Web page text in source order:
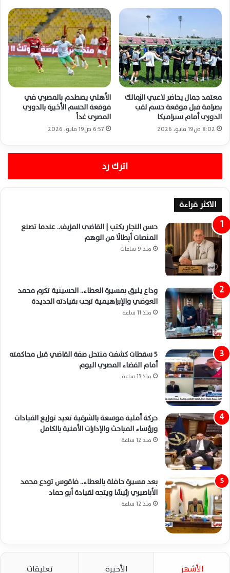
معتمد جمال يحاضر لاعبي الزمالك
بصرامة قبل موقعة حسم لقب
الدوري أمام سيراميكا
8:02 ص19 مايو، 2026
الأهلي يصطدم بالمصري في
موقعة الحسم الأخيرة بالدوري
المصري غداً
6:57 ص19 مايو، 2026
اترك رد
الاكثر قراءة
حسن النجار يكتب | القاضي المزيف.. عندما تصنع
المنصات أبطالًا من الوهم
منذ 9 ساعات
وداع يليق بمسيرة العطاء.. الحسينية تكرم محمد
العوضي والإبراهيمية ترحب بقيادته الجديدة
منذ 11 ساعة
5 سقطات كشفت منتحل صفة القاضي قبل محاكمته
أمام القضاء المصري اليوم
منذ 13 ساعة
حركة أمنية موسعة بالشرقية تعيد توزيع القيادات
ورؤساء المباحث والإدارات الأمنية بالكامل
منذ 12 ساعة
بعد مسيرة حافلة بالعطاء.. فاقوس تودع محمد
الأباصيري رئيسًا ويتجه لقيادة أبو حماد
منذ 12 ساعة
الأشهر الأخيرة تعليقات